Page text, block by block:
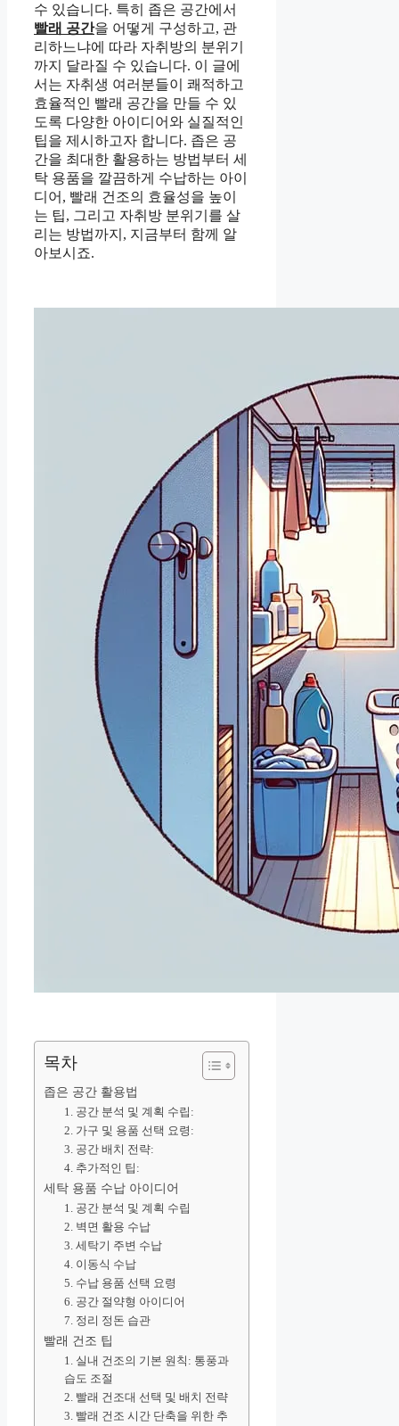
수 있습니다. 특히 좁은 공간에서
빨래 공간을 어떻게 구성하고, 관
리하느냐에 따라 자취방의 분위기
까지 달라질 수 있습니다. 이 글에
서는 자취생 여러분들이 쾌적하고
효율적인 빨래 공간을 만들 수 있
도록 다양한 아이디어와 실질적인
팁을 제시하고자 합니다. 좁은 공
간을 최대한 활용하는 방법부터 세
탁 용품을 깔끔하게 수납하는 아이
디어, 빨래 건조의 효율성을 높이
는 팁, 그리고 자취방 분위기를 살
리는 방법까지, 지금부터 함께 알
아보시죠.
목차
좁은 공간 활용법
1. 공간 분석 및 계획 수립:
2. 가구 및 용품 선택 요령:
3. 공간 배치 전략:
4. 추가적인 팁:
세탁 용품 수납 아이디어
1. 공간 분석 및 계획 수립
2. 벽면 활용 수납
3. 세탁기 주변 수납
4. 이동식 수납
5. 수납 용품 선택 요령
6. 공간 절약형 아이디어
7. 정리 정돈 습관
빨래 건조 팁
1. 실내 건조의 기본 원칙: 통풍과
습도 조절
2. 빨래 건조대 선택 및 배치 전략
3. 빨래 건조 시간 단축을 위한 추